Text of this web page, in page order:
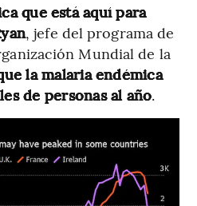
que está aquí para
, jefe del programa de
Mundial de la
la malaria endémica
de personas al año.